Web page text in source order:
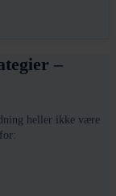
–
heller ikke være